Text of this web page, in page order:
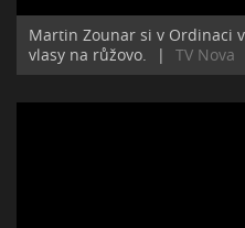
Martin Zounar si v Ordinaci
vlasy na růžovo.
| TV Nova